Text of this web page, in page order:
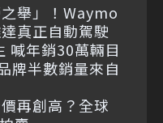
舉」！Waymo
真正自動駕駛
喊年銷30萬輛目
牌半數銷量來自
再創高？全球